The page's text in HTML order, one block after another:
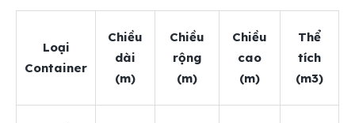
Loại
Container
Chiều
dài
(m)
Chiều
rộng
(m)
Chiều
cao
(m)
Thể
tích
(m3)